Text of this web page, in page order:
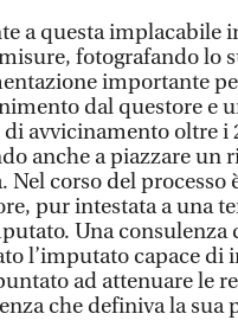
a questa implacabile
fotografando lo
importante
dal questore e
avvicinamento oltre i
anche a piazzare un
Nel corso del processo
pur intestata a una
Una
l’imputato capace di
ad attenuare le
che definiva la sua